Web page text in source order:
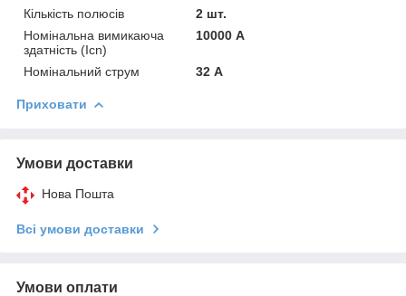
Кількість полюсів
2 шт.
Номінальна вимикаюча
здатність (Icn)
10000 А
Номінальний струм 32 А
Приховати
Умови доставки
Нова Пошта
Всі умови доставки
Умови оплати